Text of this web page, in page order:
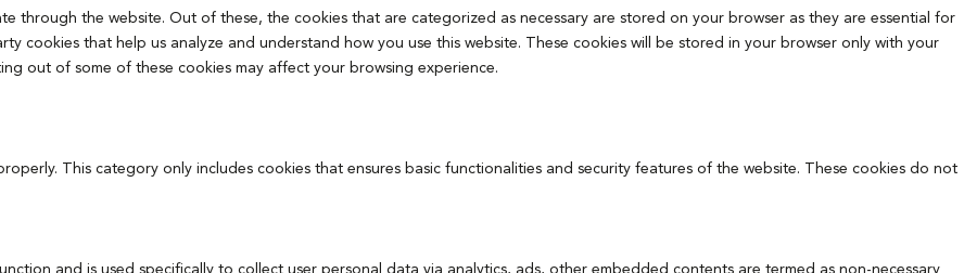
through the website. Out of these, the cookies that are categorized as necessary are stored on your browser as they are essential for
cookies that help us analyze and understand how you use this website. These cookies will be stored in your browser only with your
out of some of these cookies may affect your browsing experience.
This category only includes cookies that ensures basic functionalities and security features of the website. These cookies do not